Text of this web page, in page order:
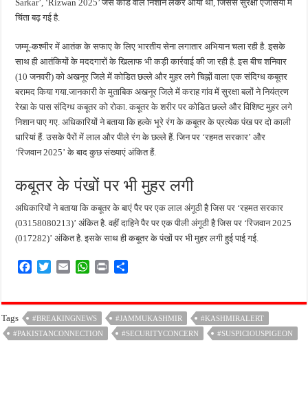
Sarkar’, ‘Rizwan 2025’ जैसे कोड वाले निशान लेकर आया था, जिससे सुरक्षा एजेंसियों में
चिंता बढ़ गई है.
जम्मू-कश्मीर में आतंक के सफाए के लिए भारतीय सेना लगातार अभियान चला रही है. इसके
साथ ही आतंकियों के मददगारों के खिलाफ भी कड़ी कार्रवाई की जा रही है. इस बीच शनिवार
(10 जनवरी) को अखनूर जिले में कोडित छल्ले और मुहर लगे चिह्नों वाला एक संदिग्ध कबूतर
बरामद किया गया.जानकारी के मुताबिक अखनूर जिले में कराह गांव में सुरक्षा बलों ने नियंत्रण
रेखा के पास संदिग्ध कबूतर को रोका. कबूतर के शरीर पर कोडित छल्ले और विशिष्ट मुहर लगे
निशान पाए गए. अधिकारियों ने बताया कि हल्के भूरे रंग के कबूतर के प्रत्येक पंख पर दो काली
धारियां हैं. उसके पैरों में लाल और पीले रंग के छल्ले हैं. जिन पर ‘रहमत सरकार’ और
‘रिजवान 2025’ के बाद कुछ संख्याएं अंकित हैं.
कबूतर के पंखों पर भी मुहर लगी
अधिकारियों ने बताया कि कबूतर के बाएं पैर पर एक लाल अंगूठी है जिस पर ‘रहमत सरकार
(03158080213)’ अंकित है. वहीं दाहिने पैर पर एक पीली अंगूठी है जिस पर ‘रिजवान 2025
(017282)’ अंकित है. इसके साथ ही कबूतर के पंखों पर भी मुहर लगी हुई पाई गई.
e
b
o
t
t
e
i
l
W
t
s
A
n
t
r
e
Tags #BREAKINGNEWS #JAMMUKASHMIR
#KASHMIRALERT
#PAKISTANCONNECTION
#SECURITYCONCERN #SUSPICIOUSPIGEON